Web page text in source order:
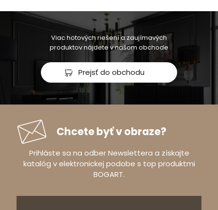
Viac hotových riešení a zaujímavých
produktov nájdete v našom obchode
Prejsť do obchodu
Chcete byť v obraze?
Prihláste sa na odber Newslettera a získajte
katalóg v elektronickej podobe s top produktmi
BOGART.